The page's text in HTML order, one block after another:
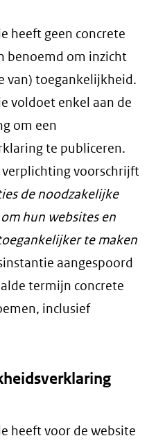
heeft geen concrete
benoemd om inzicht
van) toegankelijkheid.
voldoet enkel aan de
om een
te publiceren.
voorschrijft
de noodzakelijke
hun websites en
te maken
aangespoord
termijn concrete
inclusief
heeft voor de website